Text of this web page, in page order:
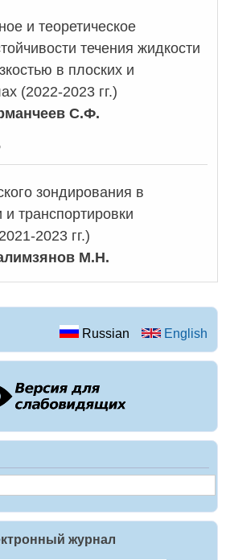
и теоретическое
течения жидкости
в плоских и
(2022-2023 гг.)
С.Ф.
зондирования в
транспортировки
2023 гг.)
М.Н.
Russian English
журнал